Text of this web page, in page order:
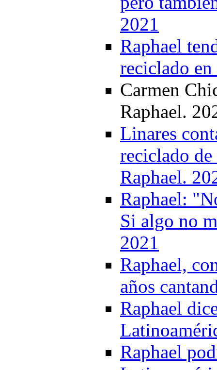
2021
Raphael
reciclado
Carmen
Raphael.
Linares
reciclado
Raphael.
Raphael:
Si algo no
2021
Raphael,
años
Raphael
Raphael